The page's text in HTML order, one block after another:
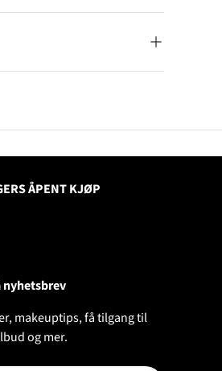
ÅPENT KJØP
nyhetsbrev
makeuptips, få tilgang til
og mer.